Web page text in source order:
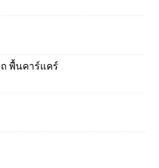
พื้นคาร์แคร์